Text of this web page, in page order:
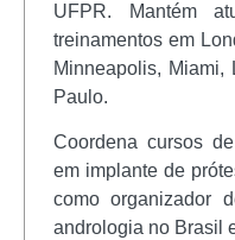
UFPR. Mantém
treinamentos em
Minneapolis, Miami,
Paulo.
Coordena cursos
em implante de
como organizador
andrologia no Brasil